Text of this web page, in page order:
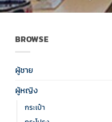
BROWSE
ผู้ชาย
ผู้หญิง
กระเป๋า